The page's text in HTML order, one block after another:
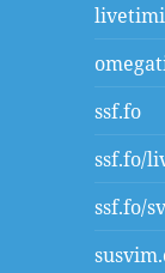
ssf.fo
ssf.fo/
ssf.fo/